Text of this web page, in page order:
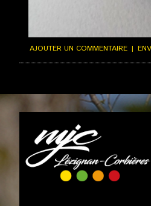
AJOUTER UN COMMENTAIRE |